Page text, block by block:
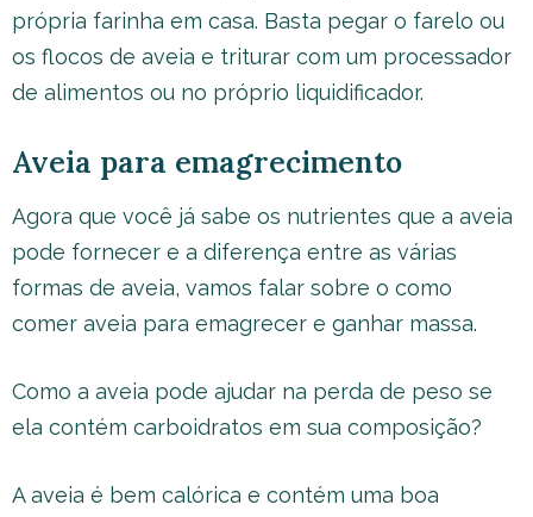
própria farinha em casa. Basta pegar o farelo ou
os flocos de aveia e triturar com um processador
de alimentos ou no próprio liquidificador.
Aveia para emagrecimento
Agora que você já sabe os nutrientes que a aveia
pode fornecer e a diferença entre as várias
formas de aveia, vamos falar sobre o como
comer aveia para emagrecer e ganhar massa.
Como a aveia pode ajudar na perda de peso se
ela contém carboidratos em sua composição?
A aveia é bem calórica e contém uma boa